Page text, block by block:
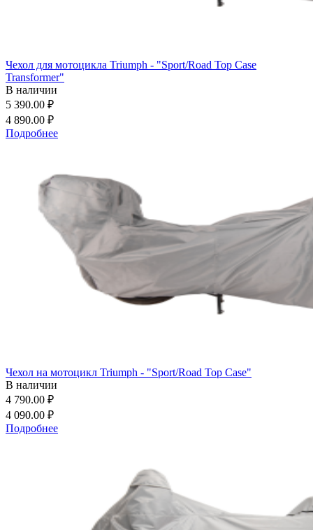
Чехол для мотоцикла Triumph - "Sport/Road Top Case
Transformer"
В наличии
5 390.00 ₽
4 890.00 ₽
Подробнее
Чехол на мотоцикл Triumph - "Sport/Road Top Case"
В наличии
4 790.00 ₽
4 090.00 ₽
Подробнее